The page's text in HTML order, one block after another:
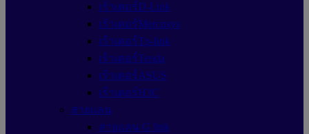
เร้าเตอร์D-Link
เร้าเตอร์Mercusys
เร้าเตอร์Tp-link
เร้าเตอร์Tenda
เร้าเตอร์ASUS
เร้าเตอร์H3C
สายแลน
สายแลน G link